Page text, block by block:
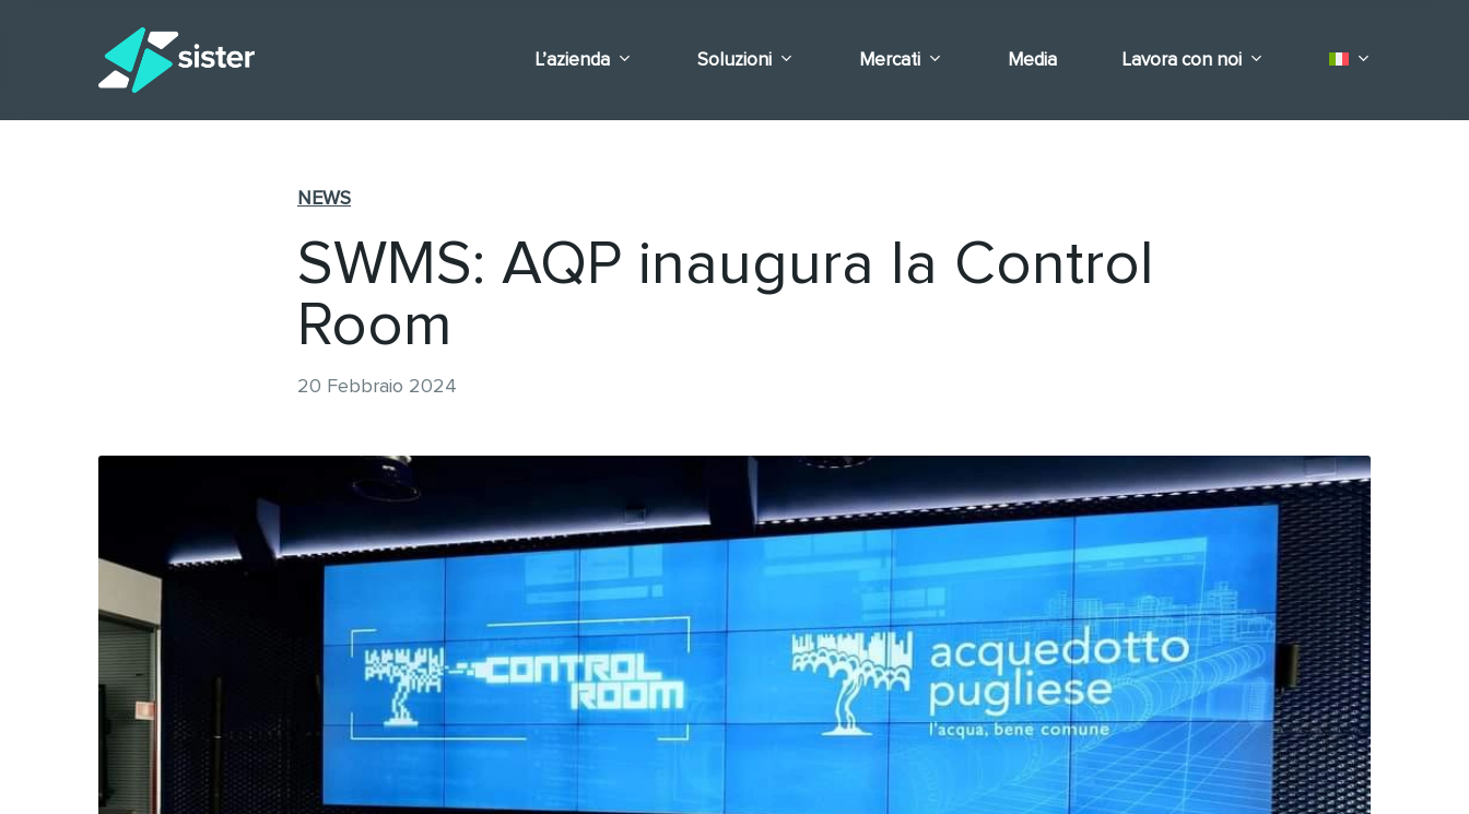
L’azienda Soluzioni Mercati Media Lavora con noi
NEWS
SWMS: AQP inaugura la Control
Room
20 Febbraio 2024